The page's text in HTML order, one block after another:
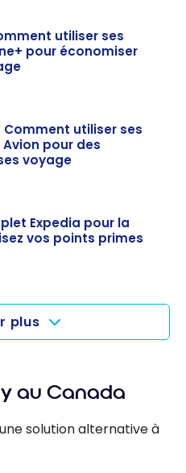
utiliser ses
pour économiser
Comment utiliser ses
Avion pour des
voyage
Expedia pour la
vos points primes
plus
au Canada
solution alternative à